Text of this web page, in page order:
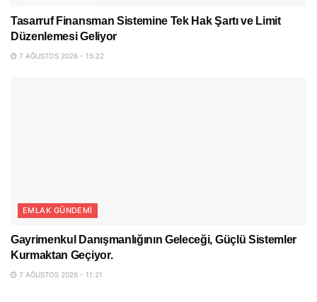
Tasarruf Finansman Sistemine Tek Hak Şartı ve Limit
Düzenlemesi Geliyor
7 AĞUSTOS 2026 - 15:22
EMLAK GÜNDEMI
Gayrimenkul Danışmanlığının Geleceği, Güçlü Sistemler
Kurmaktan Geçiyor.
7 AĞUSTOS 2026 - 11:21